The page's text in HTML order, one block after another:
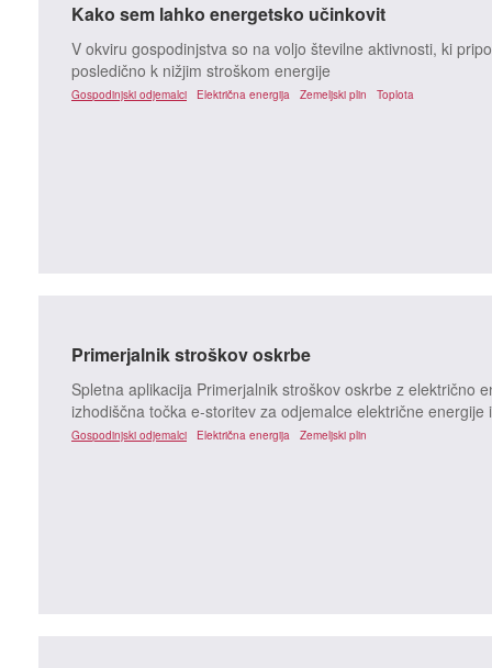
Kako sem lahko energetsko učinkovit
V okviru gospodinjstva so na voljo številne aktivnosti, ki
posledično k nižjim stroškom energije
Gospodinjski odjemalci Električna energija Zemeljski plin Toplota
Primerjalnik stroškov oskrbe
Spletna aplikacija Primerjalnik stroškov oskrbe z električno
izhodiščna točka e-storitev za odjemalce električne energije
Gospodinjski odjemalci Električna energija Zemeljski plin